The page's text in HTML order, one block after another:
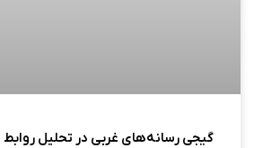
گیجی رسانه‌های غربی در تحلیل روابط